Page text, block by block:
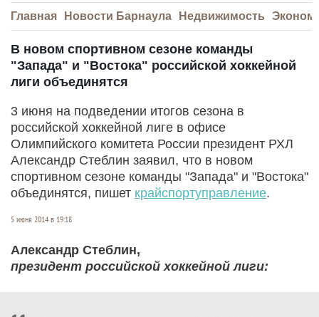
Главная Новости Барнаула Недвижимость
В новом спортивном сезоне команды
"Запада" и "Востока" российской хоккейной
лиги объединятся
3 июня на подведении итогов сезона в
российской хоккейной лиге в офисе
Олимпийского комитета России президент РХЛ
Александр Стеблин заявил, что в новом
спортивном сезоне команды "Запада" и "Востока"
объединятся, пишет крайспортуправление.
5 июня 2014 в 19:18
Александр Стеблин,
президент российской хоккейной лиги: